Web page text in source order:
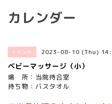
カレンダー
イベント 2023-08-10 (Thu)
ベビーマッサージ（小）
場 所：当院待合室
持ち物：バスタオル